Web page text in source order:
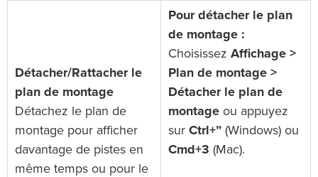
Détacher/Rattacher le
plan de montage
Détachez le plan de
montage pour afficher
davantage de pistes en
même temps ou pour le
Pour détacher le plan
de montage :
Choisissez Affichage >
Plan de montage >
Détacher le plan de
montage ou appuyez
sur Ctrl+” (Windows) ou
Cmd+3 (Mac).